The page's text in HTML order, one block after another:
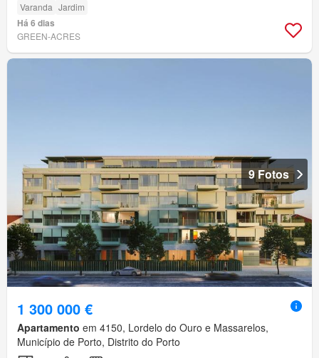
Varanda Jardim
Há 6 dias
GREEN-ACRES
9 Fotos
1 300 000 €
Apartamento em 4150, Lordelo do Ouro e Massarelos,
Município de Porto, Distrito do Porto